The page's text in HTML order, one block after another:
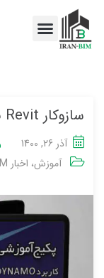
سازوکار Revit برای رفع مشکلات موقعیت یابی
آذر 26, 1400
آموزش، اخبار BIM